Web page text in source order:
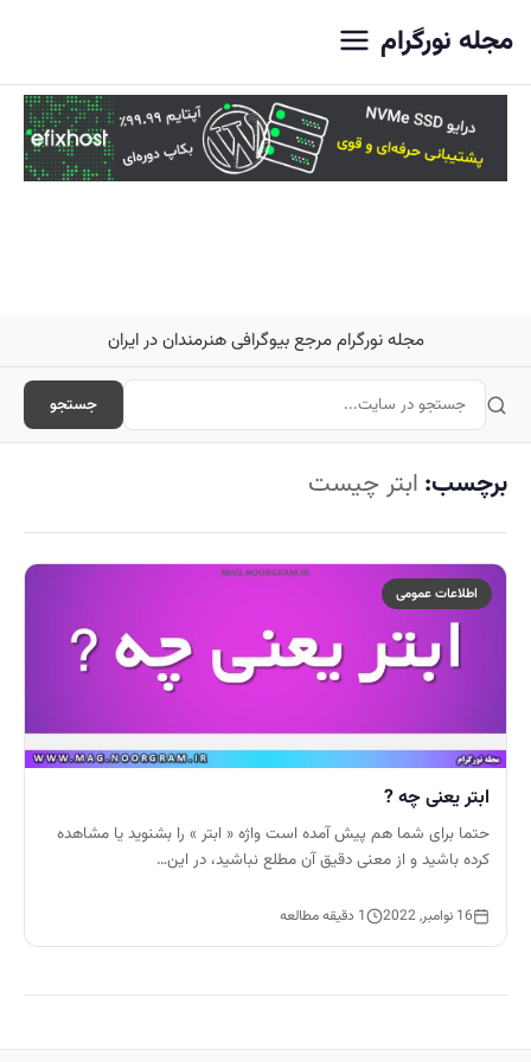
مجله نورگرام
مجله نورگرام مرجع بیوگرافی هنرمندان در ایران
جستجو
برچسب: ابتر چیست
اطلاعات عمومی
ابتر یعنی چه ?
حتما برای شما هم پیش آمده است واژه « ابتر » را بشنوید یا مشاهده
کرده باشید و از معنی دقیق آن مطلع نباشید، در این…
16 نوامبر, 2022 1 دقیقه مطالعه